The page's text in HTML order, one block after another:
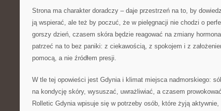
Strona ma charakter doradczy – daje przestrzeń na to, by
ją wspierać, ale też by poczuć, że w pielęgnacji nie chodzi o
gorszy dzień, czasem skóra będzie reagować na zmiany
patrzeć na to bez paniki: z ciekawością, z spokojem i z
pomocą, a nie źródłem presji.
W tle tej opowieści jest Gdynia i klimat miejsca nadmorskiego:
na kondycję skóry, wysuszać, uwrażliwiać, a czasem
Rolletic Gdynia wpisuje się w potrzeby osób, które żyją